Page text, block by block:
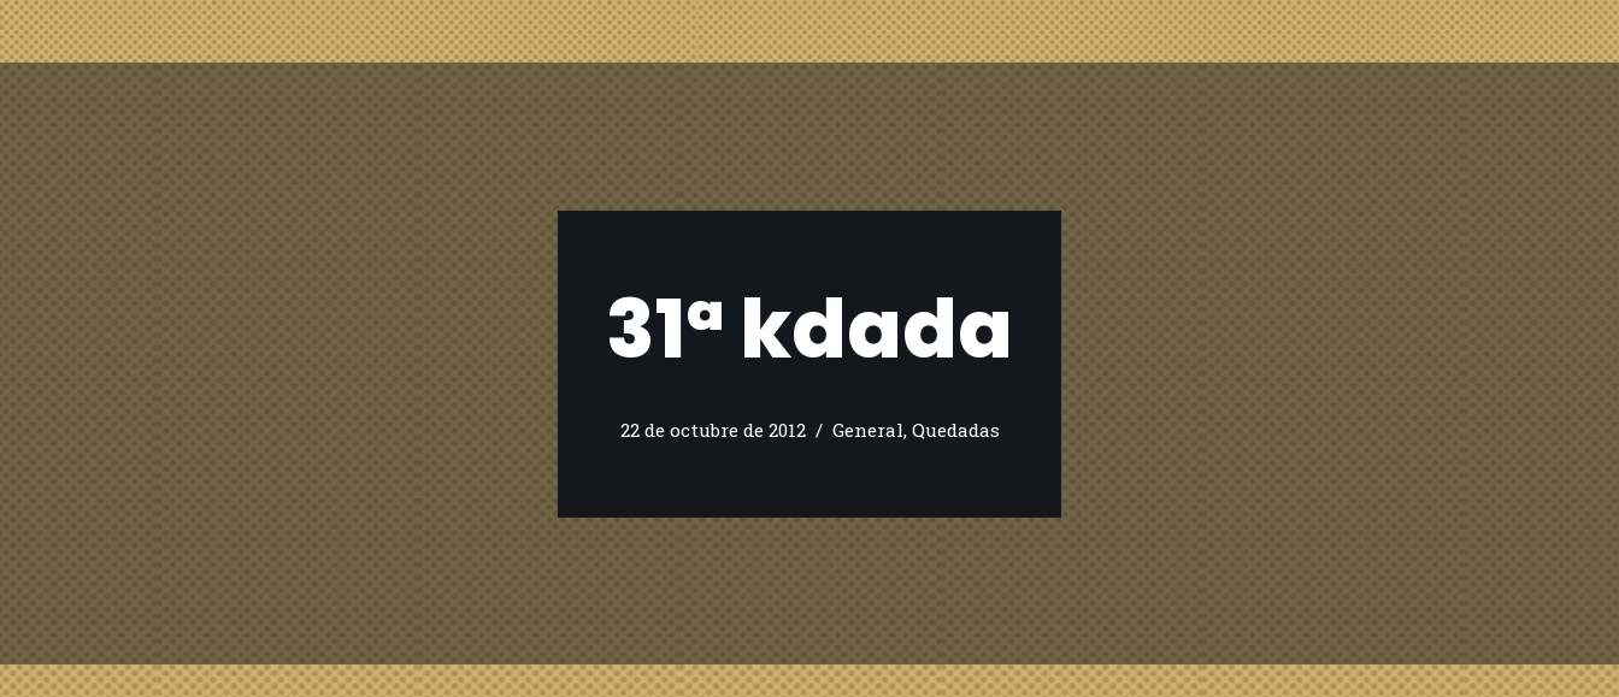
31ª kdada
22 de octubre de 2012 General, Quedadas